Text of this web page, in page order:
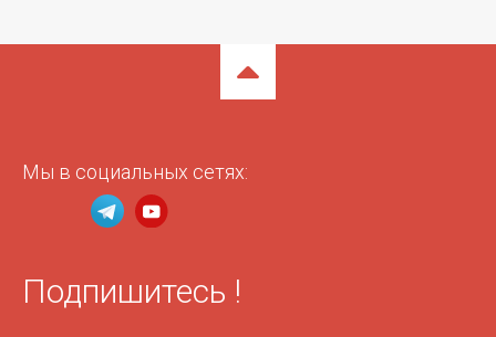
Подпишитесь !
Мы в социальных сетях: